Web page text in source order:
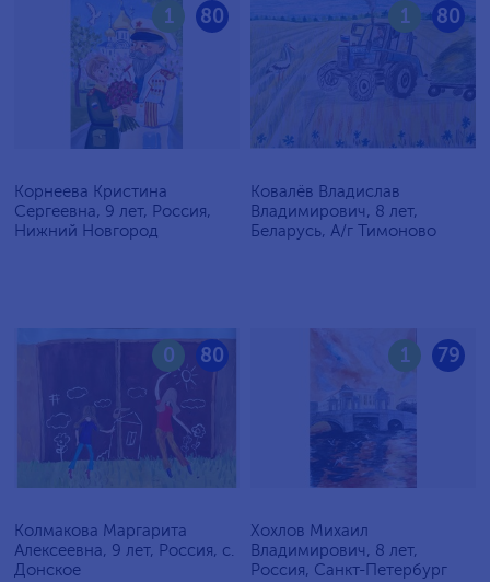
80
1
Корнеева Кристина
Сергеевна, 9 лет, Россия,
Нижний Новгород
80
1
Ковалёв Владислав
Владимирович, 8 лет,
Беларусь, А/г Тимоново
80
0
Колмакова Маргарита
Алексеевна, 9 лет, Россия, с.
Донское
79
1
Хохлов Михаил
Владимирович, 8 лет,
Россия, Санкт-Петербург